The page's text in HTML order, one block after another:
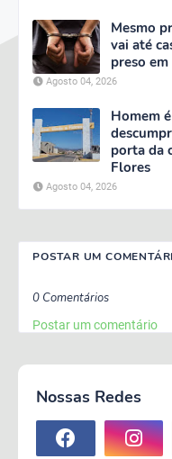
Mesmo
vai até
preso
Agosto 04, 2026
Homem
porta da
Flores
Agosto 04, 2026
POSTAR UM
0 Comentários
Postar um comentário
Nossas Redes